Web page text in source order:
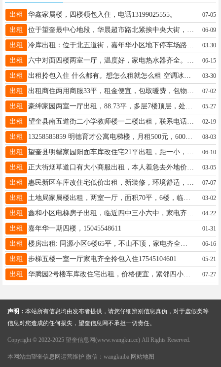
出租 华鑫家属楼，四楼领包入住，电话13199025555。 07-05
出租 06-09
出租 03-30
出租 06-15
出租 03-30
出租 07-02
出租 05-27
出租 望奎县南五道街二小学教师楼一二楼出租，联系电话13329458806 02-19
出租 13258585859 明德育才公寓电梯楼，月租500元，600元 可半年租，一年租，包括取暖费物业费 08-03
出租 06-10
出租 03-05
出租 07-07
出租 03-02
出租 04-22
出租 嘉年华一期四楼，15045548611 01-31
出租 楼房出租: 同源小区6楼65平，不山不顶，家电齐全，南北通透，拎包入住，黄金地段，☎15946152699 06-16
出租 步梯五楼一室一厅家电齐全拎包入住17545104601 05-21
出租 华腾园2号楼车库改住宅出租，价格便宜，紧邻四小学和五中，年租.联系电话15665058519 07-27
声明： 本站所有信息均由发布者提供，请您仔细辨别信息真伪，对于虚假类等
信息对您造成的任何损失，望奎信息网不承担一切责任。
Copyright © 2022-2025 望奎信息网(www.wangkui.cc) All Rights Reserved.
本网站由望奎信息网 运营维护 微信：wangkuiba 网站地图